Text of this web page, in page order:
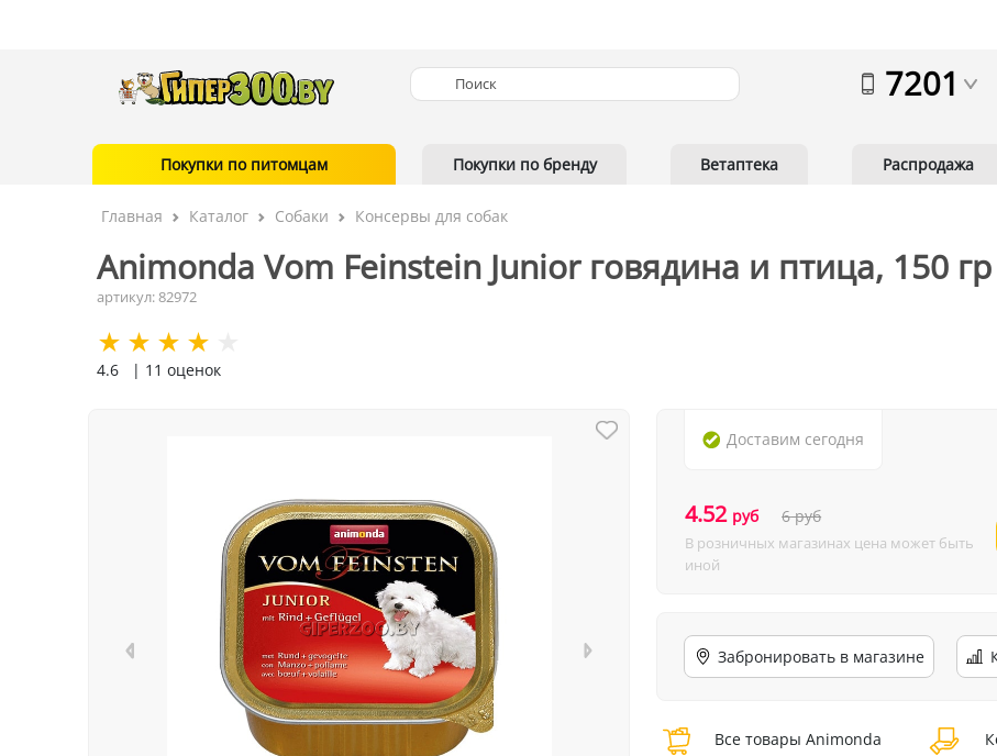
7201
Покупки по питомцам Покупки по бренду Ветаптека Распродажа
Главная Каталог Собаки Консервы для собак
Animonda Vom Feinstein Junior говядина и птица, 150 гр
артикул: 82972
4.6 | 11 оценок
Доставим сегодня
4.52 руб 6руб
В розничных магазинах цена может быть
иной
Забронировать в магазине
Все товары Animonda